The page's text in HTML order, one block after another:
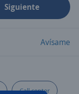
Siguiente
Avísame
Call center